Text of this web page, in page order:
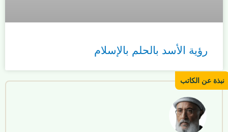
رؤية الأسد بالحلم بالإسلام